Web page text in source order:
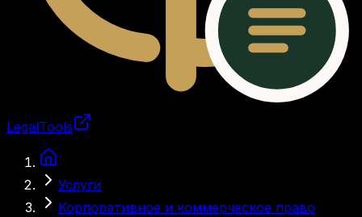
LegalTools
Услуги
Корпоративное и коммерческое право